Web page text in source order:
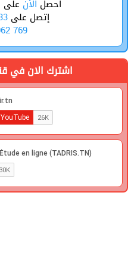
أحصل الأن على
إتصل على
769
اشترك الان في